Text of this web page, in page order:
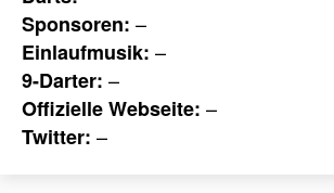
Sponsoren: –
Einlaufmusik: –
9-Darter: –
Offizielle Webseite: –
Twitter: –